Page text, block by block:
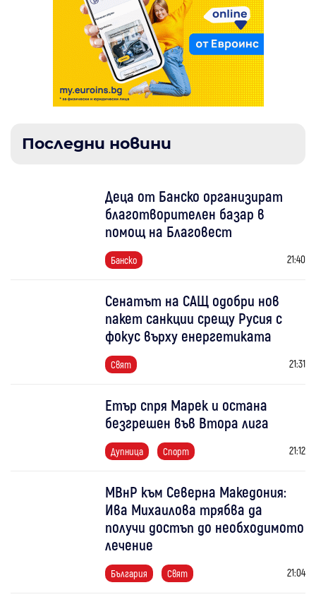
Последни новини
Деца от Банско организират
благотворителен базар в
помощ на Благовест
Банско 21:40
Сенатът на САЩ одобри нов
пакет санкции срещу Русия с
фокус върху енергетиката
Свят 21:31
Етър спря Марек и остана
безгрешен във Втора лига
Дупница Спорт 21:12
МВнР към Северна Македония:
Ива Михаилова трябва да
получи достъп до необходимото
лечение
България Свят 21:04